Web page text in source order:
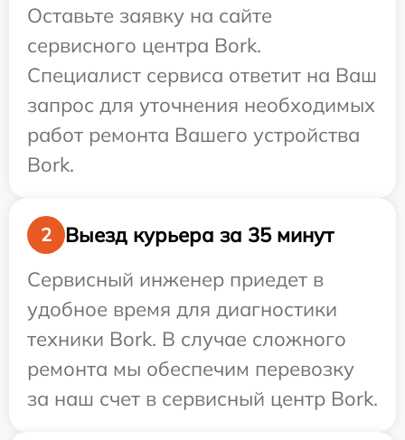
Оставьте заявку на сайте
сервисного центра Bork.
Специалист сервиса ответит на Ваш
запрос для уточнения необходимых
работ ремонта Вашего устройства
Bork.
2
Выезд курьера за 35 минут
Сервисный инженер приедет в
удобное время для диагностики
техники Bork. В случае сложного
ремонта мы обеспечим перевозку
за наш счет в сервисный центр Bork.